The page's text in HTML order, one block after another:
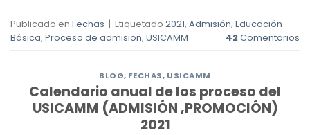
Publicado en Fechas | Etiquetado 2021, Admisión, Educación
Básica, Proceso de admision, USICAMM 42Comentarios
BLOG, FECHAS, USICAMM
Calendario anual de los proceso del
USICAMM (ADMISIÓN ,PROMOCIÓN)
2021